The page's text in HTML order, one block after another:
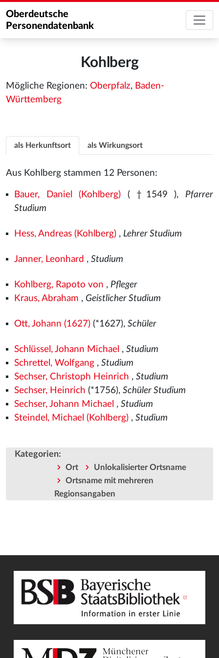
Oberdeutsche
Personendatenbank
Kohlberg
Mögliche Regionen: Oberpfalz, Baden-
Württemberg
als Herkunftsort als Wirkungsort
Aus Kohlberg stammen 12 Personen:
Bauer, Daniel (Kohlberg) ( †1549 ), Pfarrer
Studium
Hess, Andreas (Kohlberg), Lehrer Studium
Janner, Leonhard , Studium
Kohlberg, Rapoto von , Pfleger
Kraus, Abraham , Geistlicher Studium
Ott, Johann (1627)(*1627), Schüler
Schlüssel, Johann Michael , Studium
Schrettel, Wolfgang, Studium
Sechser, Christoph Heinrich , Studium
Sechser, Heinrich (*1756), Schüler Studium
Sechser, Johann Michael , Studium
Steindel, Michael (Kohlberg), Studium
Kategorien:
Ort
Unlokalisierter Ortsname
Ortsname mit mehreren
Regionsangaben